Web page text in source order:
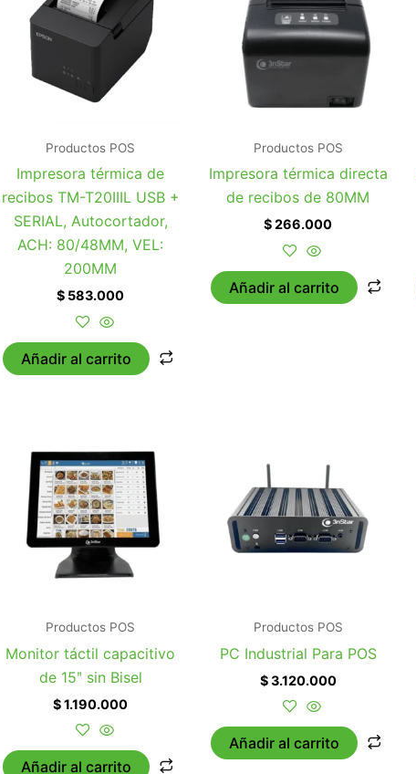
Productos POS
Impresora térmica de
recibos TM-T20IIIL USB +
SERIAL, Autocortador,
ACH: 80/48MM, VEL:
200MM
$ 583.000
Añadir al carrito
Productos POS
Impresora térmica directa
de recibos de 80MM
$266.000
Añadir al carrito
Productos POS
Monitor táctil capacitivo
de 15ʺ sin Bisel
$1.190.000
Añadir al carrito
Productos POS
PC Industrial Para POS
$3.120.000
Añadir al carrito